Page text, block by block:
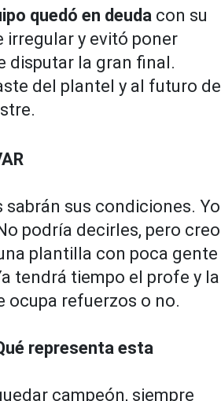
quedó en deuda con su
irregular y evitó poner
disputar la gran final.
del plantel y al futuro de
sus condiciones. Yo
podría decirles, pero creo
plantilla con poca gente
tendrá tiempo el profe y la
ocupa refuerzos o no.
representa esta
campeón, siempre